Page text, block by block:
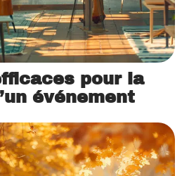
pour la
événement